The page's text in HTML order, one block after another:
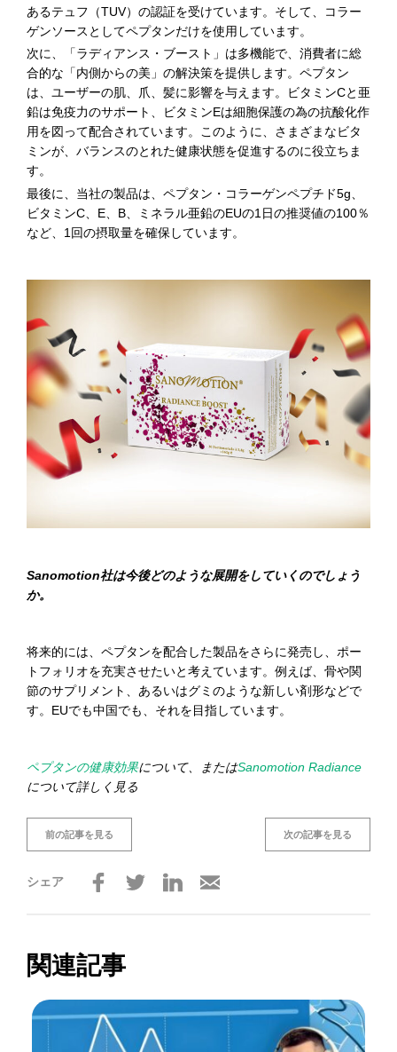
あるテュフ（TUV）の認証を受けています。そして、コラー
ゲンソースとしてペプタンだけを使用しています。
次に、「ラディアンス・ブースト」は多機能で、消費者に総
合的な「内側からの美」の解決策を提供します。ペプタン
は、ユーザーの肌、爪、髪に影響を与えます。ビタミンCと亜
鉛は免疫力のサポート、ビタミンEは細胞保護の為の抗酸化作
用を図って配合されています。このように、さまざまなビタ
ミンが、バランスのとれた健康状態を促進するのに役立ちま
す。
最後に、当社の製品は、ペプタン・コラーゲンペプチド5g、
ビタミンC、E、B、ミネラル亜鉛のEUの1日の推奨値の100％
など、1回の摂取量を確保しています。
Sanomotion社は今後どのような展開をしていくのでしょう
か。
将来的には、ペプタンを配合した製品をさらに発売し、ポー
トフォリオを充実させたいと考えています。例えば、骨や関
節のサプリメント、あるいはグミのような新しい剤形などで
す。EUでも中国でも、それを目指しています。
ペプタンの健康効果について、またはSanomotion Radiance
について詳しく見る
前の記事を見る 次の記事を見る
シェア
関連記事